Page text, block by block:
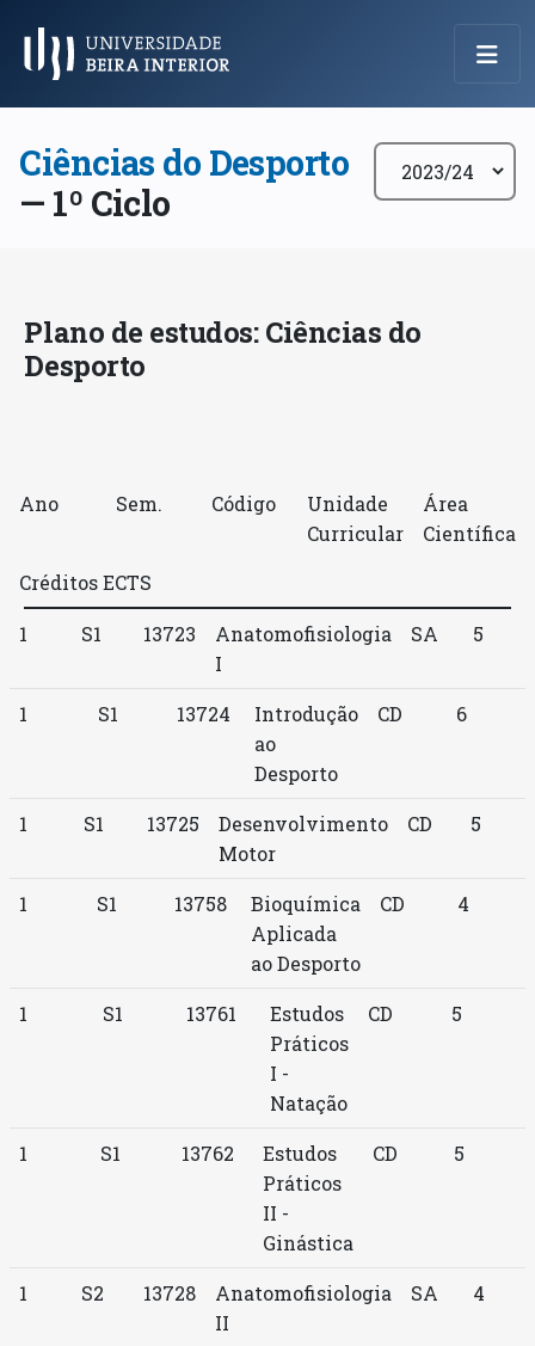
Menu Principal
Ciências do Desporto
— 1º Ciclo
Plano de estudos: Ciências do
Desporto
Ano Sem. Código
Unidade
Curricular
Área
Científica
Créditos ECTS
1 S1 13723
Anatomofisiologia
I
SA 5
1 S1 13724
Introdução
ao
Desporto
CD 6
1 S1 13725
Desenvolvimento
Motor
CD 5
1 S1 13758
Bioquímica
Aplicada
ao Desporto
CD 4
1 S1 13761
Estudos
Práticos
I -
Natação
CD 5
1 S1 13762
Estudos
Práticos
II -
Ginástica
CD 5
1 S2 13728
Anatomofisiologia
II
SA 4